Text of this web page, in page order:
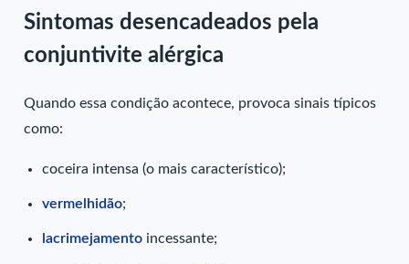
Sintomas desencadeados pela
conjuntivite alérgica
Quando essa condição acontece, provoca sinais típicos
como:
coceira intensa (o mais característico);
vermelhidão;
lacrimejamento incessante;